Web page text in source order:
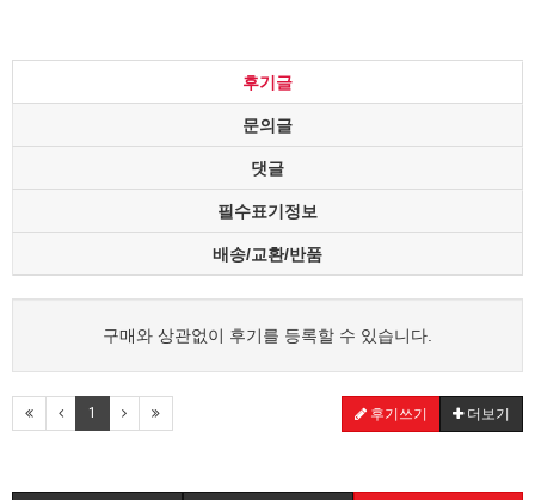
후기글
문의글
댓글
필수표기정보
배송/교환/반품
구매와 상관없이 후기를 등록할 수 있습니다.
1 후기쓰기 더보기